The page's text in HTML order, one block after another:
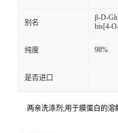
别名
β-D-
bis[4-
纯度 98%
是否进口
两亲洗涤剂;用于膜蛋白的溶